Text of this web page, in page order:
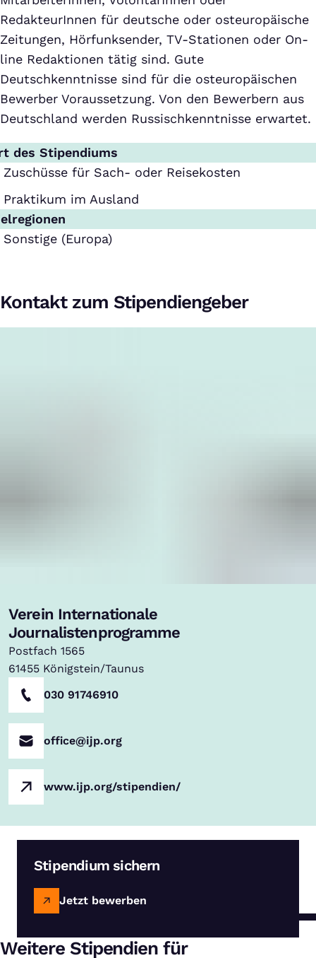
RedakteurInnen für deutsche oder osteuropäische
Zeitungen, Hörfunksender, TV-Stationen oder On-
line Redaktionen tätig sind. Gute
Deutschkenntnisse sind für die osteuropäischen
Bewerber Voraussetzung. Von den Bewerbern aus
Deutschland werden Russischkenntnisse erwartet.
des Stipendiums
Zuschüsse für Sach- oder Reisekosten
Praktikum im Ausland
Sonstige (Europa)
Kontakt zum Stipendiengeber
Verein Internationale
Journalistenprogramme
Postfach 1565
61455 Königstein/Taunus
030 91746910
office@ijp.org
www.ijp.org/stipendien/
Stipendium sichern
Jetzt bewerben
Weitere Stipendien für